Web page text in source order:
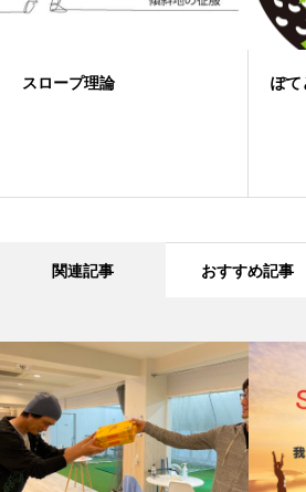
スロープ理論 ぽて
関連記事 おすすめ記事